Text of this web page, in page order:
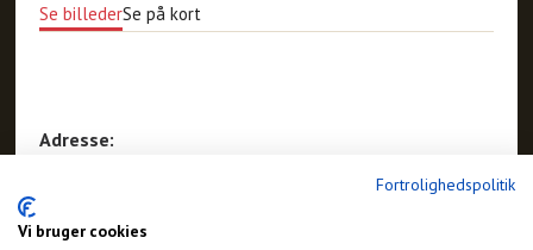
Fortrolighedspolitik
Vi bruger cookies
Se billederSe på kort
Adresse: